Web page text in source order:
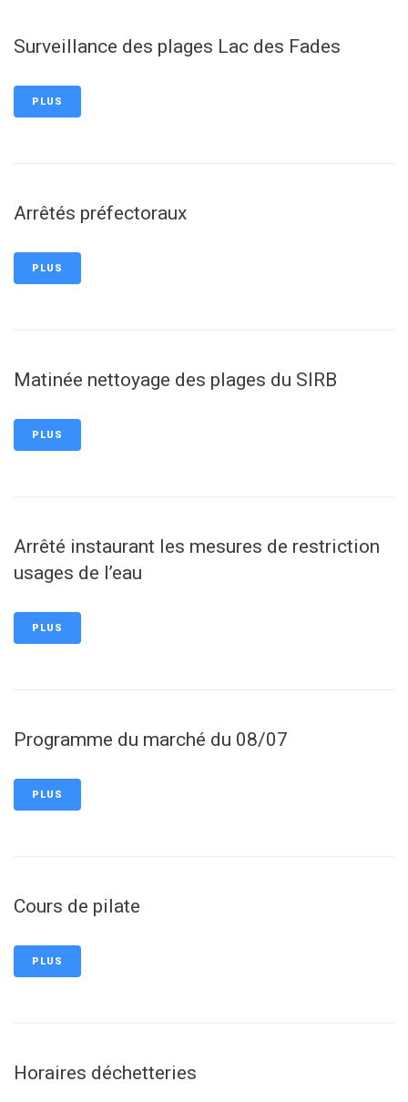
Surveillance des plages Lac des Fades
PLUS
Arrêtés préfectoraux
PLUS
Matinée nettoyage des plages du SIRB
PLUS
Arrêté instaurant les mesures de restriction
usages de l’eau
PLUS
Programme du marché du 08/07
PLUS
Cours de pilate
PLUS
Horaires déchetteries